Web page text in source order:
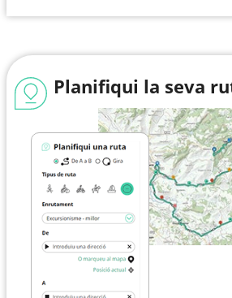
Planifiqui la seva